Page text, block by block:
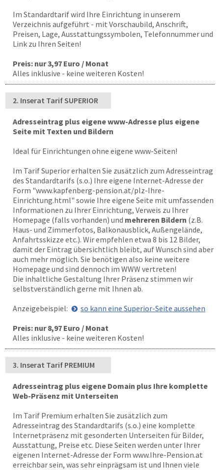
Im Standardtarif wird Ihre Einrichtung in unserem
Verzeichnis aufgeführt - mit Vorschaubild, Anschrift,
Preisen, Lage, Ausstattungssymbolen, Telefonnummer und
Link zu Ihren Seiten!
Preis: nur 3,97 Euro / Monat
Alles inklusive - keine weiteren Kosten!
2. Inserat Tarif SUPERIOR
Adresseintrag plus eigene www-Adresse plus eigene
Seite mit Texten und Bildern
Ideal für Einrichtungen ohne eigene www-Seiten!
Im Tarif Superior erhalten Sie zusätzlich zum Adresseintrag
des Standardtarifs (s.o.) Ihre eigene Internet-Adresse der
Form "www.kapfenberg-pension.at/plz-Ihre-
Einrichtung.html" sowie Ihre eigene Seite mit umfassenden
Informationen zu Ihrer Einrichtung, Verweis zu Ihrer
Homepage (falls vorhanden) und mehreren Bildern (z.B.
Haus- und Zimmerfotos, Balkonausblick, Außengelände,
Anfahrtsskizze etc.). Wir empfehlen etwa 8 bis 12 Bilder,
damit der Eintrag übersichtlich bleibt, auf Wunsch sind aber
auch mehr möglich. Sie benötigen also keine weitere
Homepage und sind dennoch im WWW vertreten!
Die inhaltliche Gestaltung Ihrer Präsenz stimmen wir
selbstverständlich gerne mit Ihnen ab.
Anzeigebeispiel:
so kann eine Superior-Seite aussehen
Preis: nur 8,97 Euro / Monat
Alles inklusive - keine weiteren Kosten!
3. Inserat Tarif PREMIUM
Adresseintrag plus eigene Domain plus Ihre komplette
Web-Präsenz mit Unterseiten
Im Tarif Premium erhalten Sie zusätzlich zum
Adresseintrag des Standardtarifs (s.o.) eine komplette
Internetpräsenz mit gesonderten Unterseiten für Bilder,
Ausstattung, Preise etc. Diese Seiten werden unter Ihrer
eigenen Internet-Adresse der Form www.Ihre-Pension.at
erreichbar sein, was sehr einprägsam ist und Ihnen viele